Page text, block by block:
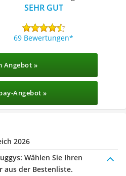
SEHR GUT
69 Bewertungen
Angebot »
Angebot »
2026
Wählen Sie Ihren
aus der Bestenliste.